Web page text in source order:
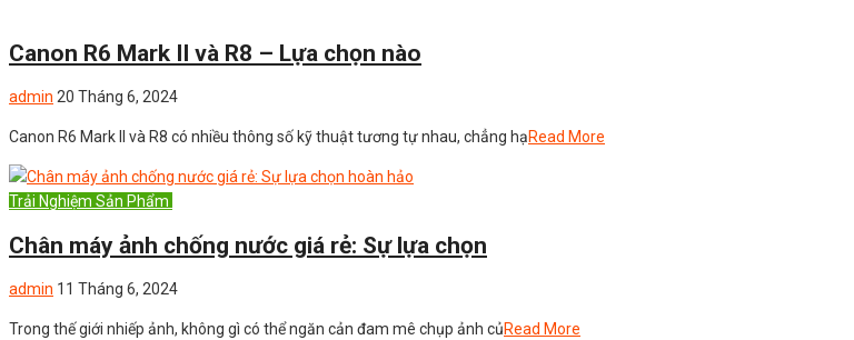
Canon R6 Mark II và R8 – Lựa chọn nào
admin 20 Tháng 6, 2024
Canon R6 Mark II và R8 có nhiều thông số kỹ thuật tương tự nhau, chẳng hạRead More
Trải Nghiệm Sản Phẩm
Chân máy ảnh chống nước giá rẻ: Sự lựa chọn
admin 11 Tháng 6, 2024
Trong thế giới nhiếp ảnh, không gì có thể ngăn cản đam mê chụp ảnh củRead More